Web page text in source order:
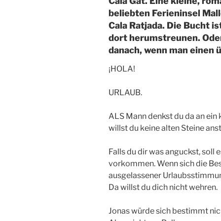
beliebten Ferieninsel
Cala Ratjada. Die Bucht
dort herumstreunen.
danach, wenn man einen
¡HOLA!
URLAUB.
ALS Mann denkst du da an
willst du keine alten Steine
Falls du dir was anguckst, soll
vorkommen. Wenn sich die
ausgelassener
Da willst du dich nicht wehren.
Jonas würde sich bestimmt